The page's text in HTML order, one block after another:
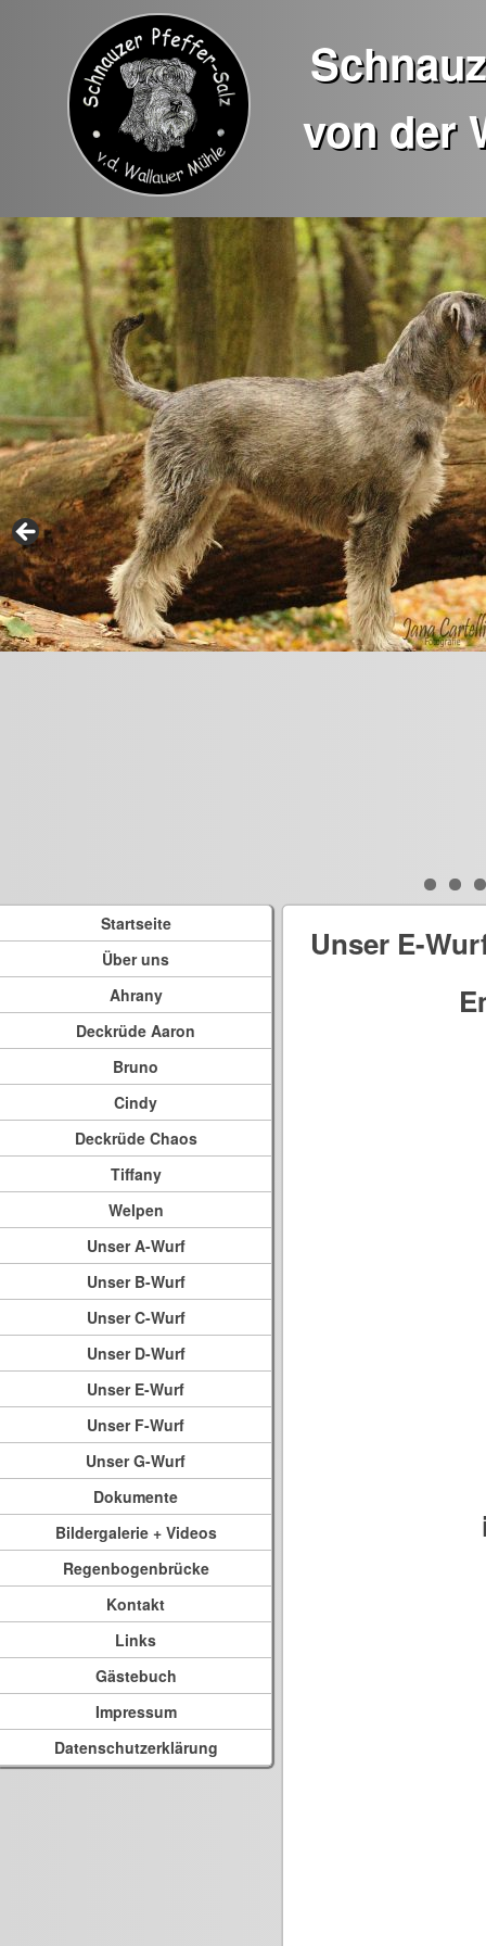
von der
Startseite
Über uns
Ahrany
Deckrüde Aaron
Bruno
Cindy
Deckrüde Chaos
Tiffany
Welpen
Unser A-Wurf
Unser B-Wurf
Unser C-Wurf
Unser D-Wurf
Unser E-Wurf
Unser F-Wurf
Unser G-Wurf
Dokumente
Bildergalerie + Videos
Regenbogenbrücke
Kontakt
Links
Gästebuch
Impressum
Datenschutzerklärung
Unser E-